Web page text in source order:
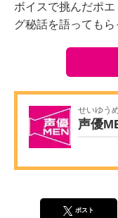
ボイスで挑んだポ
グ秘話を語ってもら
せいゆう
声優
ポスト